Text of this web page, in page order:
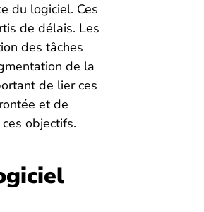
du logiciel. Ces
de délais. Les
des tâches
de la
de lier ces
et de
objectifs.